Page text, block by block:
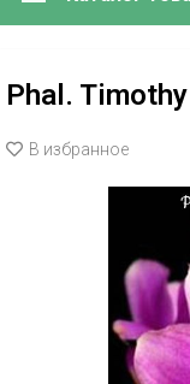
Phal.
В избранное